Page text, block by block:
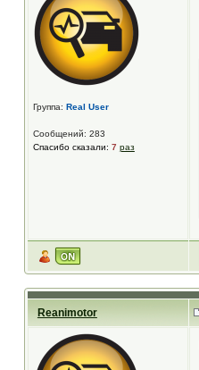
Группа: Real User
Сообщений: 283
Спасибо сказали: 7 раз
Reanimotor